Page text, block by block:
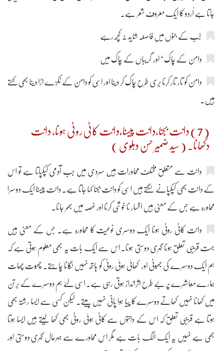
جاتا ہے اُردو کا ایک معروف شعر ہے۔
دامن کے چاک‘ اور گریباں کے چاک میں
دامن کو تار تار کرنا بری طرح چاک کر دینا اور اسی کو دامن کے ٹکڑے اڑا دینا بھی کہتے
ہیں۔
( 7 ) دانت بجنا،دانت پیسنا،دانت کاٹی روٹی ہونا، دانت
دکھانا۔ ( سید ضمیر حسن دہلوی )
دانت سے متعلق مختلف محاورات ہیں سردی میں جب آدمی کپکپاتا ہے تو اس
کے دانت بھی کپکپانے لگتے ہیں اسی کو دانت بجنا کہا جاتا ہے۔ دانت پیسنا ایک دوسرا
محاورہ ہے جس کے معنی ہیں اظہارِ نا خوشی کرنا اور غصہ میں بھر جانا۔
دانت کاٹی روٹی ہونا ایک دوسری نوعیت کا محاورہ ہے۔ جس کے معنی ہیں
بہت قریبی تعلق ہونا گہری دوستی ہونا۔ اس سے ایک بات یہ بھی معلوم ہوتی ہے کہ
ہم ایک دوسرے کی جھُوٹی اور کھائی ہوئی روٹی کو ہاتھ نہیں لگانا چاہتے۔ چھُوت چھات
ہمارے معاشرے پر بے طرح اثرانداز ہوتی رہی ہے۔ اسی لئے ہم دوسرے کے برتن
میں کھانا نہیں کھاتے دوسرے کا پیا ہوا پانی نہیں پیتے۔ لیکن کسی سے ایسا رشتہ بھی
ہوتا ہے قریبی تعلق کہ اس کے دانتوں سے کاٹی ہوئی روٹی بھی کھا لیتے ہیں ایسا ہوتا
بھی ہے نہیں یہ ایک الگ بات ہے مگر اس محاورے سے بہرحال گہری دوستی اور